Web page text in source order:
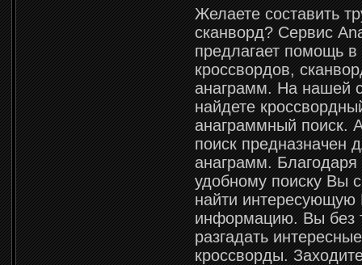
Желаете составить
сканворд? Сервис
предлагает помощь в
кроссвордов,
анаграмм. На нашей
найдете
анаграммный поиск.
поиск предназначен
анаграмм.
удобному поиску Вы
найти интересующую
информацию. Вы без
разгадать
кроссворды.